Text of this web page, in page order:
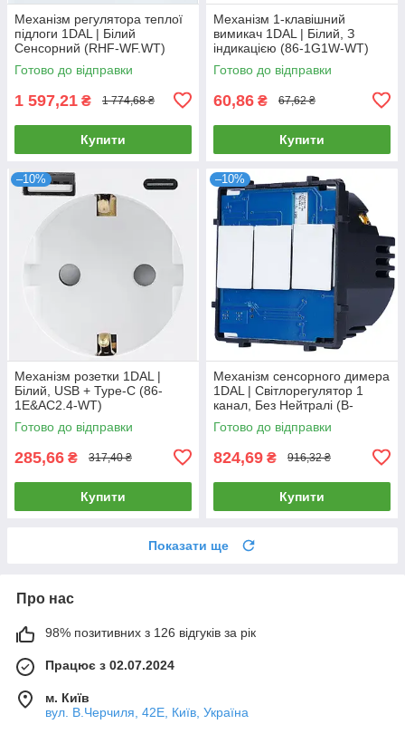
Механізм регулятора теплої
підлоги 1DAL | Білий
Сенсорний (RHF-WF.WT)
Готово до відправки
1 597,21 ₴ 1 774,68 ₴
Купити
Механізм 1-клавішний
вимикач 1DAL | Білий, З
індикацією (86-1G1W-WT)
Готово до відправки
60,86 ₴ 67,62 ₴
Купити
–10%
Механізм розетки 1DAL |
Білий, USB + Type-C (86-
1E&AC2.4-WT)
Готово до відправки
285,66 ₴ 317,40 ₴
Купити
–10%
Механізм сенсорного димера
1DAL | Світлорегулятор 1
канал, Без Нейтралі (B-
D101L)
Готово до відправки
824,69 ₴ 916,32 ₴
Купити
Показати ще
Про нас
98% позитивних з 126 відгуків за рік
Працює з 02.07.2024
м. Київ
вул. В.Черчиля, 42Е, Київ, Україна